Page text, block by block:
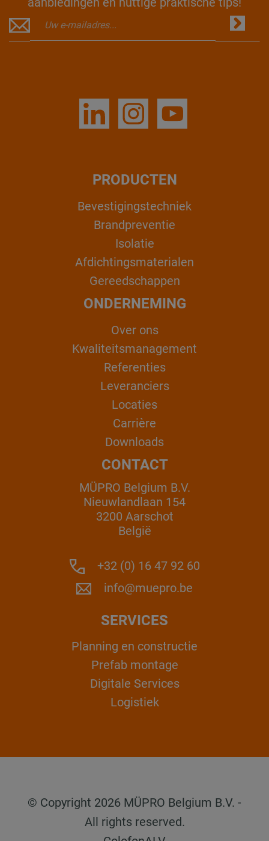
PRODUCTEN
Bevestigingstechniek
Brandpreventie
Isolatie
Afdichtingsmaterialen
Gereedschappen
ONDERNEMING
Over ons
Kwaliteitsmanagement
Referenties
Leveranciers
Locaties
Carrière
Downloads
CONTACT
MÜPRO Belgium B.V.
Nieuwlandlaan 154
3200 Aarschot
België
+32 (0) 16 47 92 60
info@muepro.be
SERVICES
Planning en constructie
Prefab montage
Digitale Services
Logistiek
© Copyright 2026 MÜPRO Belgium B.V. -
All rights reserved.